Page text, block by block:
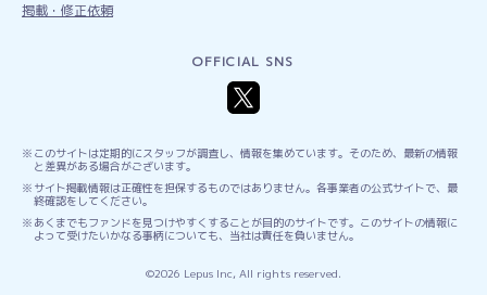
掲載・修正依頼
OFFICIAL SNS
このサイトは定期的にスタッフが調査し、情報を集めています。そのため、最新の情報
と差異がある場合がございます。
サイト掲載情報は正確性を担保するものではありません。各事業者の公式サイトで、最
終確認をしてください。
あくまでもファンドを見つけやすくすることが目的のサイトです。このサイトの情報に
よって受けたいかなる事柄についても、当社は責任を負いません。
©2026 Lepus Inc, All rights reserved.